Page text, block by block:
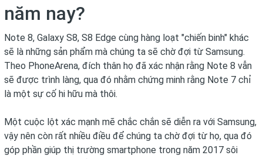
năm nay?
Note 8, Galaxy S8, S8 Edge cùng hàng loạt "chiến binh" khác
sẽ là những sản phẩm mà chúng ta sẽ chờ đợi từ Samsung.
Theo PhoneArena, đích thân họ đã xác nhận rằng Note 8 vẫn
sẽ được trình làng, qua đó nhằm chứng minh rằng Note 7 chỉ
là một sự cố hi hữu mà thôi.
Một cuộc lột xác mạnh mẽ chắc chắn sẽ diễn ra với Samsung,
vậy nên còn rất nhiều điều để chúng ta chờ đợi từ họ, qua đó
góp phần giúp thị trường smartphone trong năm 2017 sôi